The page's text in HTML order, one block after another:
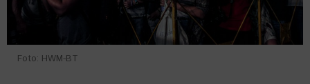
Foto: HWM-BT